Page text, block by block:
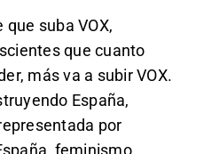
suba VOX,
que cuanto
más va a subir VOX.
España,
por
feminismo